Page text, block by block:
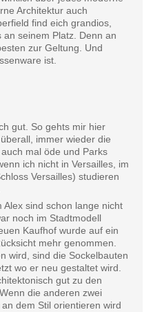
Architektur auch
find eich grandios,
seinem Platz. Denn an
zur Geltung. Und
ist.
gut. So gehts mir hier
immer wieder die
mal öde und Parks
ich nicht in Versailles, im
Versailles) studieren
Alex sind schon lange nicht
noch im Stadtmodell
Kaufhof wurde auf ein
mehr genommen.
wird, sind die Sockelbauten
wo er neu gestaltet wird.
gut zu den
die anderen zwei
dem Stil orientieren wird